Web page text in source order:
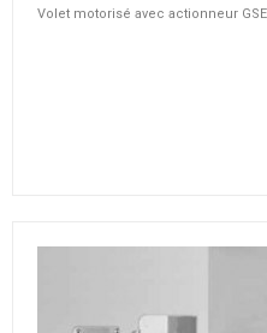
Volet motorisé avec actionneur